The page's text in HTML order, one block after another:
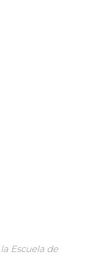
Escuela de